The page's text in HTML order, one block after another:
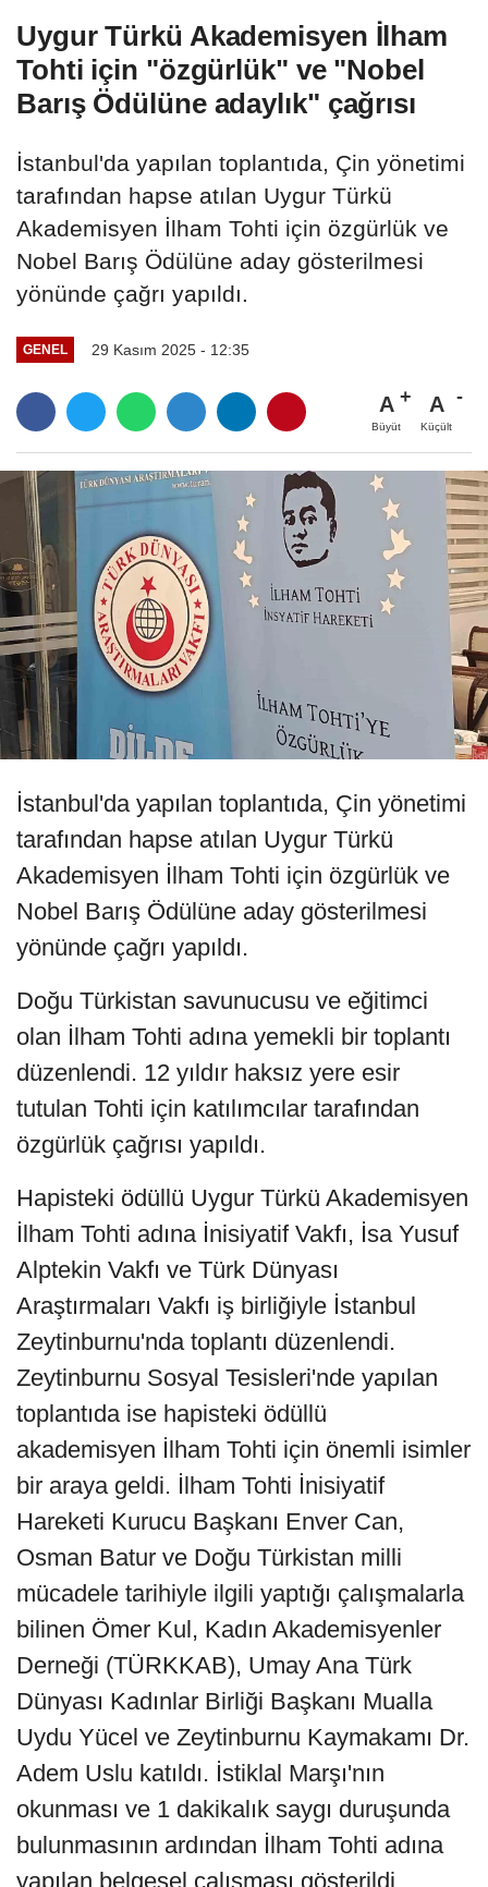
Uygur Türkü Akademisyen İlham
Tohti için "özgürlük" ve "Nobel
Barış Ödülüne adaylık" çağrısı
İstanbul'da yapılan toplantıda, Çin yönetimi
tarafından hapse atılan Uygur Türkü
Akademisyen İlham Tohti için özgürlük ve
Nobel Barış Ödülüne aday gösterilmesi
yönünde çağrı yapıldı.
GENEL 29 Kasım 2025 - 12:35
A
Büyüt
A
Küçült
İstanbul'da yapılan toplantıda, Çin yönetimi
tarafından hapse atılan Uygur Türkü
Akademisyen İlham Tohti için özgürlük ve
Nobel Barış Ödülüne aday gösterilmesi
yönünde çağrı yapıldı.
Doğu Türkistan savunucusu ve eğitimci
olan İlham Tohti adına yemekli bir toplantı
düzenlendi. 12 yıldır haksız yere esir
tutulan Tohti için katılımcılar tarafından
özgürlük çağrısı yapıldı.
Hapisteki ödüllü Uygur Türkü Akademisyen
İlham Tohti adına İnisiyatif Vakfı, İsa Yusuf
Alptekin Vakfı ve Türk Dünyası
Araştırmaları Vakfı iş birliğiyle İstanbul
Zeytinburnu'nda toplantı düzenlendi.
Zeytinburnu Sosyal Tesisleri'nde yapılan
toplantıda ise hapisteki ödüllü
akademisyen İlham Tohti için önemli isimler
bir araya geldi. İlham Tohti İnisiyatif
Hareketi Kurucu Başkanı Enver Can,
Osman Batur ve Doğu Türkistan milli
mücadele tarihiyle ilgili yaptığı çalışmalarla
bilinen Ömer Kul, Kadın Akademisyenler
Derneği (TÜRKKAB), Umay Ana Türk
Dünyası Kadınlar Birliği Başkanı Mualla
Uydu Yücel ve Zeytinburnu Kaymakamı Dr.
Adem Uslu katıldı. İstiklal Marşı'nın
okunması ve 1 dakikalık saygı duruşunda
bulunmasının ardından İlham Tohti adına
yapılan belgesel çalışması gösterildi.